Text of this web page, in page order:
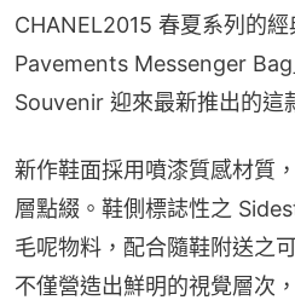
CHANEL2015 春夏系列的
Pavements Messenger
Souvenir 迎來最新推出的這
新作鞋面採用噴漆質感材質
層點綴。鞋側標誌性之
毛呢物料，配合隨鞋附送之
不僅營造出鮮明的視覺層次